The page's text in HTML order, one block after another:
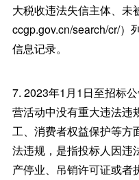
大税收违法失信主体、未
ccgp.gov.cn/search/cr/）
信息记录。
7. 2023年1月1日至招标
营活动中没有重大违法违
工、消费者权益保护等方
法违规，是指投标人因违
产停业、吊销许可证或者